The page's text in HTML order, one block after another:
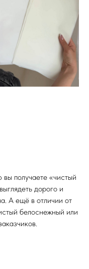
получаете «чистый
дорого и
А ещё в отличии от
белоснежный или